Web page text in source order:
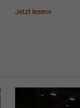
Jetzt lesen